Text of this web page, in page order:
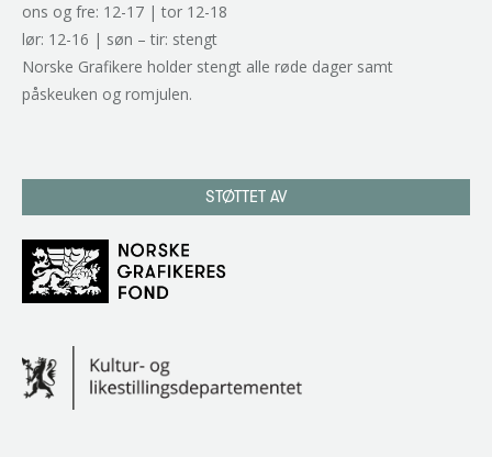
ons og fre: 12-17 | tor 12-18
lør: 12-16 | søn – tir: stengt
Norske Grafikere holder stengt alle røde dager samt
påskeuken og romjulen.
STØTTET AV